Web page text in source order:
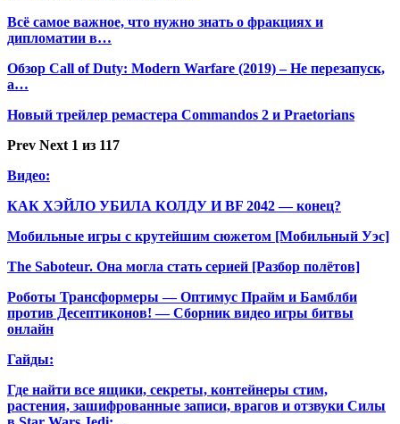
Всё самое важное, что нужно знать о фракциях и
дипломатии в…
Обзор Call of Duty: Modern Warfare (2019) – Не перезапуск,
а…
Новый трейлер ремастера Commandos 2 и Praetorians
Prev Next 1 из 117
Видео:
КАК ХЭЙЛО УБИЛА КОЛДУ И BF 2042 — конец?
Мобильные игры с крутейшим сюжетом [Мобильный Уэс]
The Saboteur. Она могла стать серией [Разбор полётов]
Роботы Трансформеры — Оптимус Прайм и Бамблби
против Десептиконов! — Сборник видео игры битвы
онлайн
Гайды:
Где найти все ящики, секреты, контейнеры стим,
растения, зашифрованные записи, врагов и отзвуки Силы